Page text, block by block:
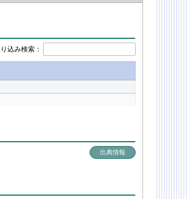
込み検索：
出典情報